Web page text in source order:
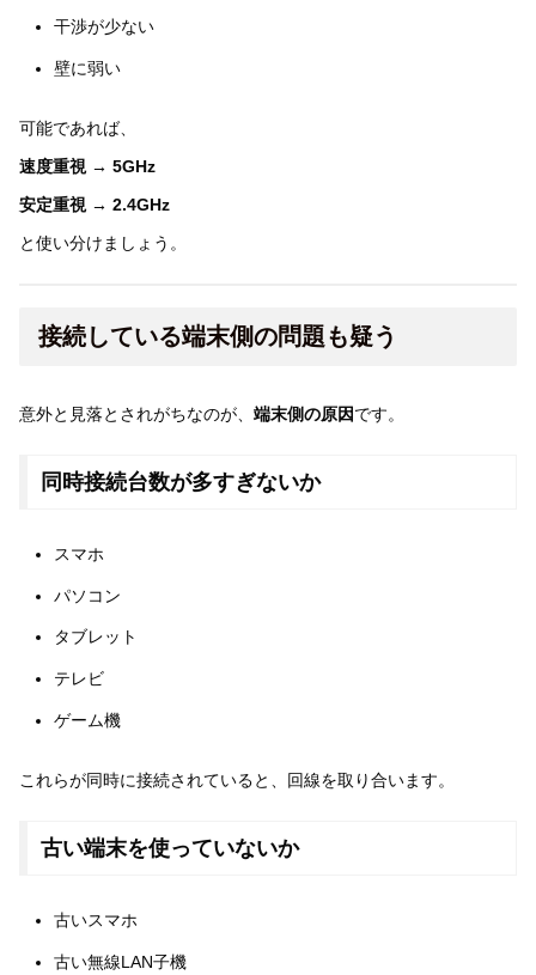
干渉が少ない
壁に弱い
可能であれば、
速度重視 → 5GHz
安定重視 → 2.4GHz
と使い分けましょう。
接続している端末側の問題も疑う
意外と見落とされがちなのが、 端末側の原因です。
同時接続台数が多すぎないか
スマホ
パソコン
タブレット
テレビ
ゲーム機
これらが同時に接続されていると、回線を取り合います。
古い端末を使っていないか
古いスマホ
古い無線LAN子機